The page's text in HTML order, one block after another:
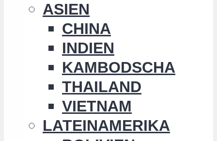
ASIEN
CHINA
INDIEN
KAMBODSCHA
THAILAND
VIETNAM
LATEINAMERIKA